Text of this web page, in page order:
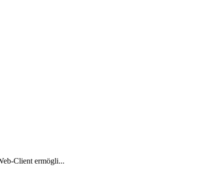
Client ermögli...